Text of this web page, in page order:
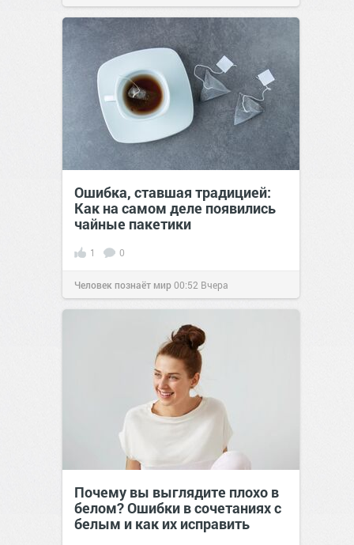
сайт.23:4206 авг 2026
Ошибка, ставшая традицией:
Как на самом деле появились
чайные пакетики
1 0
Человек познаёт мир00:52 Вчера
Почему вы выглядите плохо в
белом? Ошибки в сочетаниях с
белым и как их исправить